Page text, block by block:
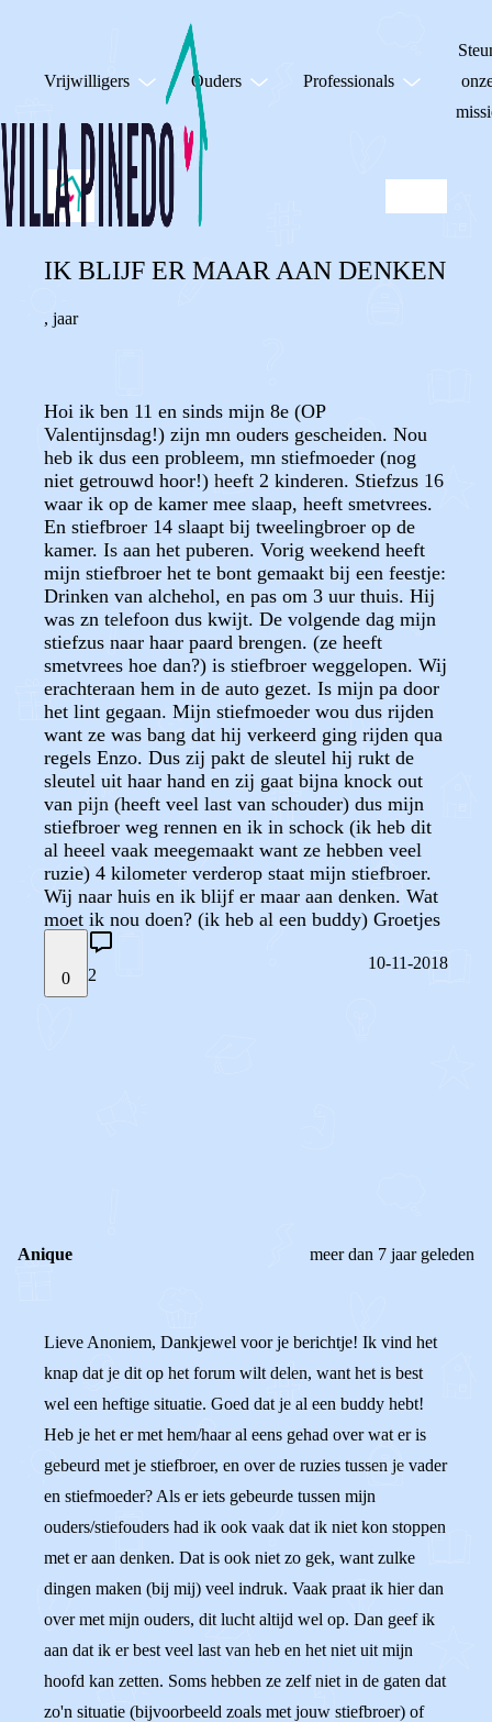
Vrijwilligers Ouders Professionals
IK BLIJF ER MAAR AAN DENKEN
, jaar
Hoi ik ben 11 en sinds mijn 8e (OP
Valentijnsdag!) zijn mn ouders gescheiden. Nou
heb ik dus een probleem, mn stiefmoeder (nog
niet getrouwd hoor!) heeft 2 kinderen. Stiefzus 16
waar ik op de kamer mee slaap, heeft smetvrees.
En stiefbroer 14 slaapt bij tweelingbroer op de
kamer. Is aan het puberen. Vorig weekend heeft
mijn stiefbroer het te bont gemaakt bij een feestje:
Drinken van alchehol, en pas om 3 uur thuis. Hij
was zn telefoon dus kwijt. De volgende dag mijn
stiefzus naar haar paard brengen. (ze heeft
smetvrees hoe dan?) is stiefbroer weggelopen. Wij
erachteraan hem in de auto gezet. Is mijn pa door
het lint gegaan. Mijn stiefmoeder wou dus rijden
want ze was bang dat hij verkeerd ging rijden qua
regels Enzo. Dus zij pakt de sleutel hij rukt de
sleutel uit haar hand en zij gaat bijna knock out
van pijn (heeft veel last van schouder) dus mijn
stiefbroer weg rennen en ik in schock (ik heb dit
al heeel vaak meegemaakt want ze hebben veel
ruzie) 4 kilometer verderop staat mijn stiefbroer.
Wij naar huis en ik blijf er maar aan denken. Wat
moet ik nou doen? (ik heb al een buddy) Groetjes
0 2
10-11-2018
Anique meer dan 7 jaar geleden
Lieve Anoniem, Dankjewel voor je berichtje! Ik vind het
knap dat je dit op het forum wilt delen, want het is best
wel een heftige situatie. Goed dat je al een buddy hebt!
Heb je het er met hem/haar al eens gehad over wat er is
gebeurd met je stiefbroer, en over de ruzies tussen je vader
en stiefmoeder? Als er iets gebeurde tussen mijn
ouders/stiefouders had ik ook vaak dat ik niet kon stoppen
met er aan denken. Dat is ook niet zo gek, want zulke
dingen maken (bij mij) veel indruk. Vaak praat ik hier dan
over met mijn ouders, dit lucht altijd wel op. Dan geef ik
aan dat ik er best veel last van heb en het niet uit mijn
hoofd kan zetten. Soms hebben ze zelf niet in de gaten dat
zo'n situatie (bijvoorbeeld zoals met jouw stiefbroer) of